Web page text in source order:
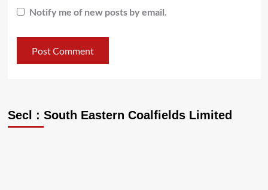
Notify me of new posts by email.
Secl : South Eastern Coalfields Limited